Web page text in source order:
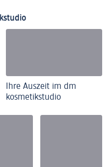
Ihre Auszeit im dm
kosmetikstudio